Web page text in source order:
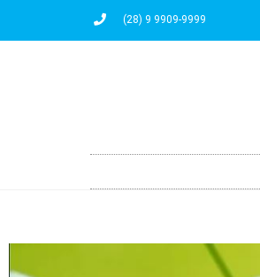
(28) 9 9909-9999